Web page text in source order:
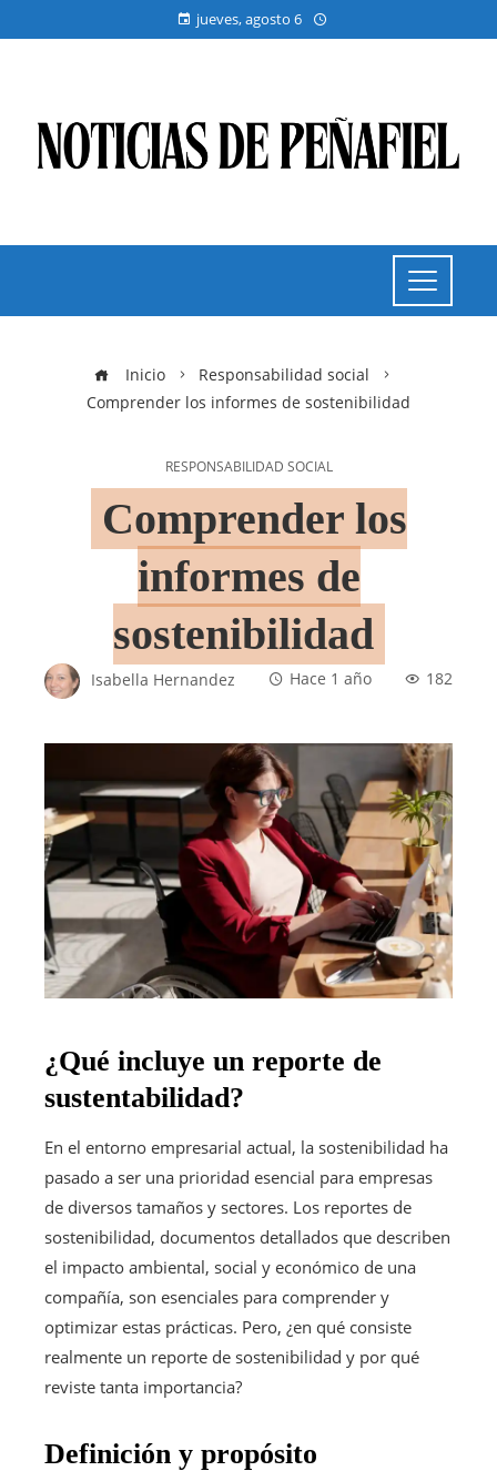
jueves, agosto 6
Inicio
Responsabilidad social
Comprender los informes de sostenibilidad
RESPONSABILIDAD SOCIAL
Comprender los
informes de
sostenibilidad
Isabella Hernandez Hace 1 año 182
¿Qué incluye un reporte de
sustentabilidad?
En el entorno empresarial actual, la sostenibilidad ha
pasado a ser una prioridad esencial para empresas
de diversos tamaños y sectores. Los reportes de
sostenibilidad, documentos detallados que describen
el impacto ambiental, social y económico de una
compañía, son esenciales para comprender y
optimizar estas prácticas. Pero, ¿en qué consiste
realmente un reporte de sostenibilidad y por qué
reviste tanta importancia?
Definición y propósito